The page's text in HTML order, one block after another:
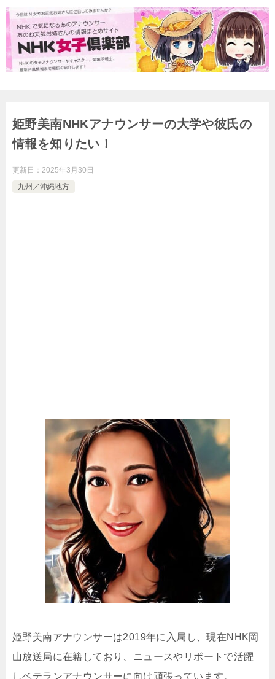
姫野美南NHKアナウンサーの大学や彼氏の
情報を知りたい！
更新日： 2025年3月30日
九州／沖縄地方
姫野美南アナウンサーは2019年に入局し、現在NHK岡
山放送局に在籍しており、ニュースやリポートで活躍
しベテランアナウンサーに向け頑張っています。